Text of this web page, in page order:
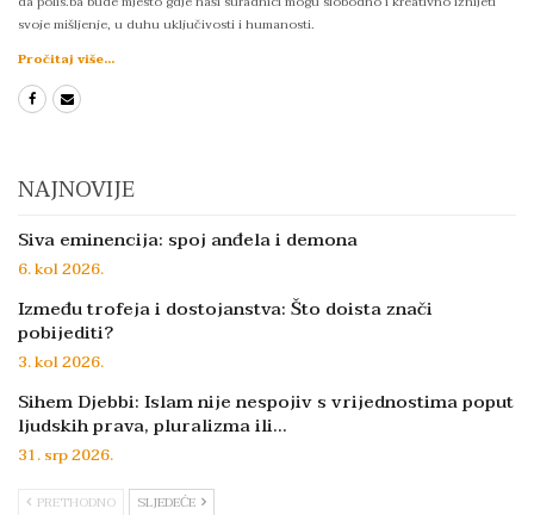
svoje mišljenje, u duhu uključivosti i humanosti.
Pročitaj više...
NAJNOVIJE
Siva eminencija: spoj anđela i demona
6. kol 2026.
Između trofeja i dostojanstva: Što doista znači
pobijediti?
3. kol 2026.
Sihem Djebbi: Islam nije nespojiv s vrijednostima poput
ljudskih prava, pluralizma ili…
31. srp 2026.
PRETHODNO SLJEDEĆE